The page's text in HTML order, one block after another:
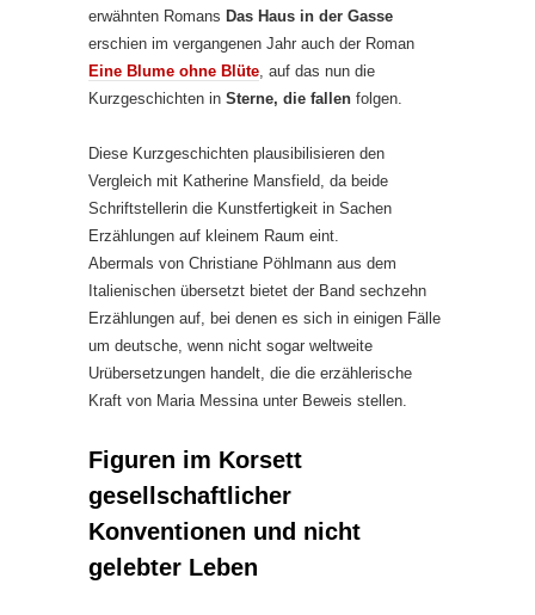
erwähnten Romans Das Haus in der Gasse
erschien im vergangenen Jahr auch der Roman
Eine Blume ohne Blüte , auf das nun die
Kurzgeschichten in Sterne, die fallen folgen.
Diese Kurzgeschichten plausibilisieren den
Vergleich mit Katherine Mansfield, da beide
Schriftstellerin die Kunstfertigkeit in Sachen
Erzählungen auf kleinem Raum eint.
Abermals von Christiane Pöhlmann aus dem
Italienischen übersetzt bietet der Band sechzehn
Erzählungen auf, bei denen es sich in einigen Fälle
um deutsche, wenn nicht sogar weltweite
Urübersetzungen handelt, die die erzählerische
Kraft von Maria Messina unter Beweis stellen.
Figuren im Korsett
gesellschaftlicher
Konventionen und nicht
gelebter Leben